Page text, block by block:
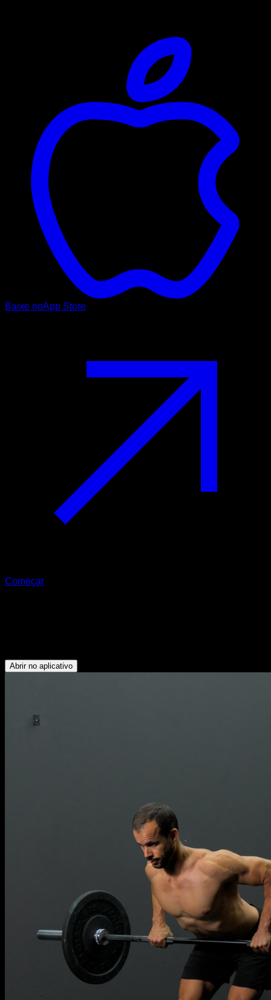
Baixe noApp Store
Começar
Abrir no aplicativo